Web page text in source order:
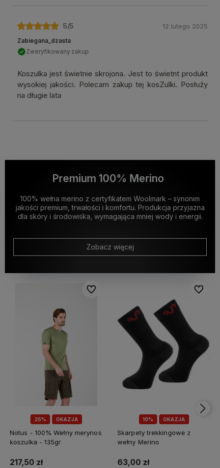
5/5
Zabiegana_dzasta
Zweryfikowany zakup
Koszulka jest świetnie skrojona. Jest to świetnt produkt
wysokiej jakości. Polecam zakup tej kosZulki. Posłuży
na długie lata
12 lutego 2025
Premium 100% Merino
100% wełna merino z certyfikatem Woolmark – synonim
jakości premium, trwałości i komfortu. Produkcja przyjazna
dla skóry i środowiska, wymagająca mniej wody i energii.
Zobacz więcej
25% OKAZJA
Notus - 100% Wełny merynos
koszulka - 135gr
217,50 zł
Do ulubionych
10% OKAZJA
Skarpety trekkingowe z
wełny Merino
63,00 zł
Do